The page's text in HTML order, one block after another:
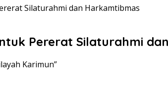
Silaturahmi dan Harkamtibmas
Pererat Silaturahmi
Karimun”